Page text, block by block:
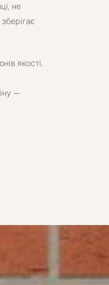
не
якості.
—